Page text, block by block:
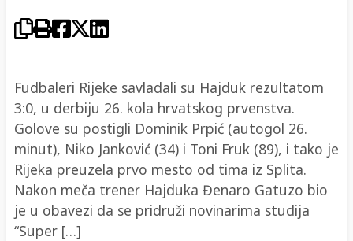
Fudbaleri Rijeke savladali su Hajduk rezultatom
3:0, u derbiju 26. kola hrvatskog prvenstva.
Golove su postigli Dominik Prpić (autogol 26.
minut), Niko Janković (34) i Toni Fruk (89), i tako je
Rijeka preuzela prvo mesto od tima iz Splita.
Nakon meča trener Hajduka Đenaro Gatuzo bio
je u obavezi da se pridruži novinarima studija
“Super […]